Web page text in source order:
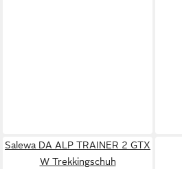
Salewa DA ALP TRAINER 2 GTX
W Trekkingschuh